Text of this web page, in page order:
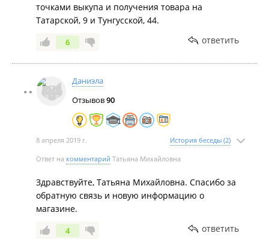
точками выкупа и получения товара на
Татарской, 9 и Тунгусской, 44.
6 ответить
Даниэла
Отзывов90
8 апреля 2019 г. История беседы (2)
Ответ на комментарий Татьяна Михайловна
Здравствуйте, Татьяна Михайловна. Спасибо за
обратную связь и новую информацию о
магазине.
4 ответить